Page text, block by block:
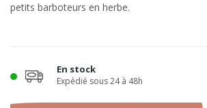
petits barboteurs en herbe.
En stock
Expédié sous 24 à 48h